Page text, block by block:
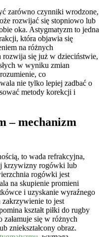
zarówno czynniki wrodzone,
rozwijać się stopniowo lub
oka. Astygmatyzm to jedna
która objawia się
na różnych
rozwija się już w dzieciństwie,
w wyniku zmian
co
nie tylko lepiej zadbać o
metody korekcji i
– mechanizm
to wada refrakcyjna,
krzywizny rogówki lub
rogówki jest
na skupienie promieni
i uzyskanie wyraźnego
to jest
kształt piłki do rugby
się w różnych
zniekształcony obraz.